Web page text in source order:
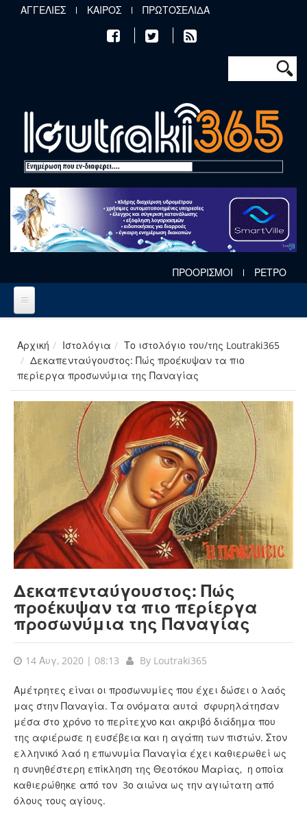
Παράκαμψη προς το κυρίως περιεχόμενο
ΑΓΓΕΛΙΕΣ ΚΑΙΡΟΣ ΠΡΩΤΟΣΕΛΙΔΑ
Φόρμα
Αναζήτηση
ΠΡΟΟΡΙΣΜΟΙ ΡΕΤΡΟ
Αρχική Ιστολόγια
Το ιστολόγιο του/της Loutraki365
Δεκαπενταύγουστος: Πώς προέκυψαν τα πιο
περίεργα προσωνύμια της Παναγίας
Δεκαπενταύγουστος: Πώς
προέκυψαν τα πιο περίεργα
προσωνύμια της Παναγίας
14 Αυγ, 2020 | 08:13 By Loutraki365
Αμέτρητες είναι οι προσωνυμίες που έχει δώσει ο λαός
μας στην Παναγία. Τα ονόματα αυτά σφυρηλάτησαν
μέσα στο χρόνο το περίτεχνο και ακριβό διάδημα που
της αφιέρωσε η ευσέβεια και η αγάπη των πιστών. Στον
ελληνικό λαό η επωνυμία Παναγία έχει καθιερωθεί ως
η συνηθέστερη επίκληση της Θεοτόκου Μαρίας, η οποία
καθιερώθηκε από τον 3ο αιώνα ως την αγιώτατη από
όλους τους αγίους.